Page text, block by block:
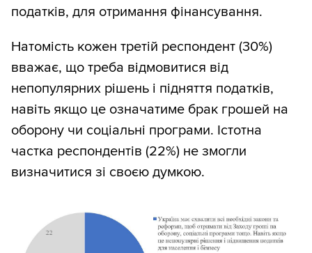
податків, для отримання фінансування.
Натомість кожен третій респондент (30%)
вважає, що треба відмовитися від
непопулярних рішень і підняття податків,
навіть якщо це означатиме брак грошей на
оборону чи соціальні програми. Істотна
частка респондентів (22%) не змогли
визначитися зі своєю думкою.